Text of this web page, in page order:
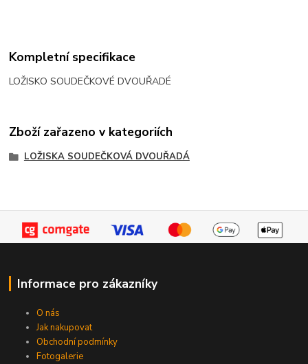
Kompletní specifikace
LOŽISKO SOUDEČKOVÉ DVOUŘADÉ
Zboží zařazeno v kategoriích
LOŽISKA SOUDEČKOVÁ DVOUŘADÁ
Informace pro zákazníky
O nás
Jak nakupovat
Obchodní podmínky
Fotogalerie